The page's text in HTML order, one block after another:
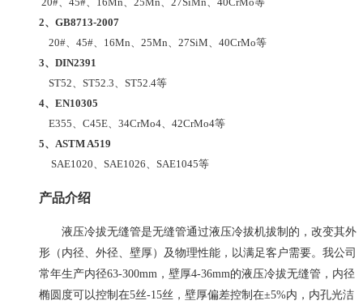
2、GB8713-2007
20#、45#、16Mn、25Mn、27SiM、40CrMo等
3、DIN2391
ST52、ST52.3、ST52.4等
4、EN10305
E355、C45E、34CrMo4、42CrMo4等
5、ASTM A519
SAE1020、SAE1026、SAE1045等
产品介绍
液压冷拔无缝管是无缝管通过液压冷拔机拔制的，改变其外
形（内径、外径、壁厚）及物理性能，以满足客户需要。我公司
常年生产内径63-300mm，壁厚4-36mm的液压冷拔无缝管，内径
椭圆度可以控制在5丝-15丝，壁厚偏差控制在±5%内，内孔光洁